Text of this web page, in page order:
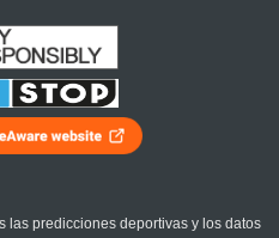
las predicciones deportivas y los datos